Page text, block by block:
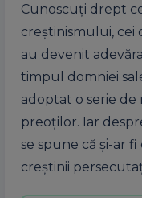
Cunoscuți drept
creștinismului, cei
au devenit
timpul domniei
adoptat o serie de
preoților. Iar
se spune că și-ar
creștinii